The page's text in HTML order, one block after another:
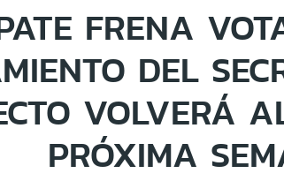
FRENA
DEL
VOLVERÁ
PRÓXIMA